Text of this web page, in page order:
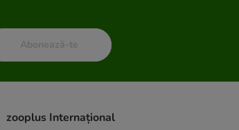
Abonează-te
zooplus Internațional